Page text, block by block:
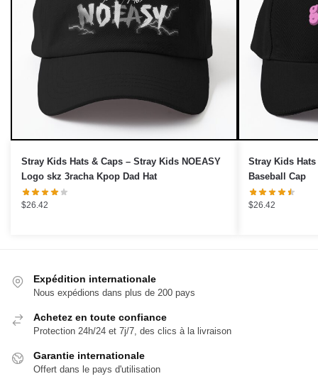
Stray Kids Hats & Caps – Stray Kids NOEASY
Logo skz 3racha Kpop Dad Hat
$26.42
Stray Kids
Baseball Cap
$26.42
Expédition internationale
Nous expédions dans plus de 200 pays
Achetez en toute confiance
Protection 24h/24 et 7j/7, des clics à la livraison
Garantie internationale
Offert dans le pays d'utilisation